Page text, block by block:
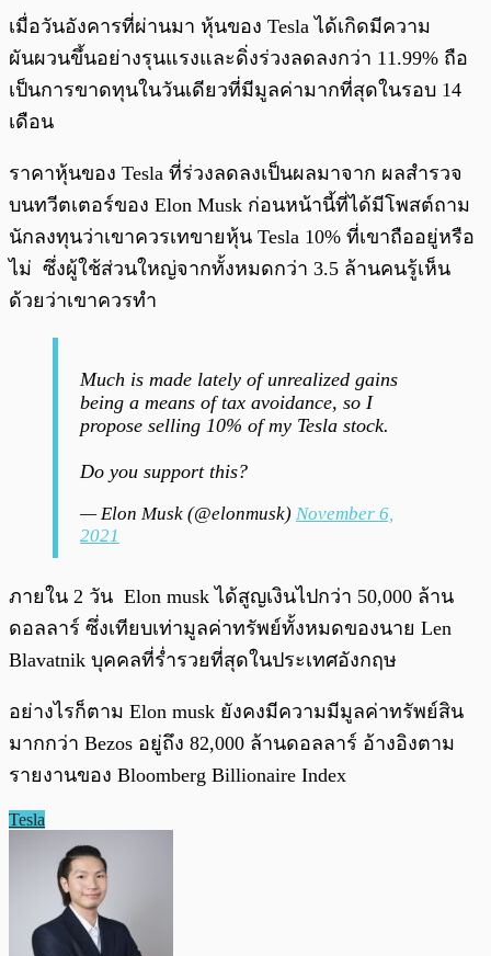
เมื่อวันอังคารที่ผ่านมา หุ้นของ Tesla ได้เกิดมีความ
ผันผวนขึ้นอย่างรุนแรงและดิ่งร่วงลดลงกว่า 11.99% ถือ
เป็นการขาดทุนในวันเดียวที่มีมูลค่ามากที่สุดในรอบ 14
เดือน
ราคาหุ้นของ Tesla ที่ร่วงลดลงเป็นผลมาจาก ผลสำรวจ
บนทวีตเตอร์ของ Elon Musk ก่อนหน้านี้ที่ได้มีโพสต์ถาม
นักลงทุนว่าเขาควรเทขายหุ้น Tesla 10% ที่เขาถืออยู่หรือ
ไม่ ซึ่งผู้ใช้ส่วนใหญ่จากทั้งหมดกว่า 3.5 ล้านคนรู้เห็น
ด้วยว่าเขาควรทำ
Much is made lately of unrealized gains
being a means of tax avoidance, so I
propose selling 10% of my Tesla stock.
Do you support this?
— Elon Musk (@elonmusk) November 6,
2021
ภายใน 2 วัน Elon musk ได้สูญเงินไปกว่า 50,000 ล้าน
ดอลลาร์ ซึ่งเทียบเท่ามูลค่าทรัพย์ทั้งหมดของนาย Len
Blavatnik บุคคลที่ร่ำรวยที่สุดในประเทศอังกฤษ
อย่างไรก็ตาม Elon musk ยังคงมีความมีมูลค่าทรัพย์สิน
มากกว่า Bezos อยู่ถึง 82,000 ล้านดอลลาร์ อ้างอิงตาม
รายงานของ Bloomberg Billionaire Index
Tesla